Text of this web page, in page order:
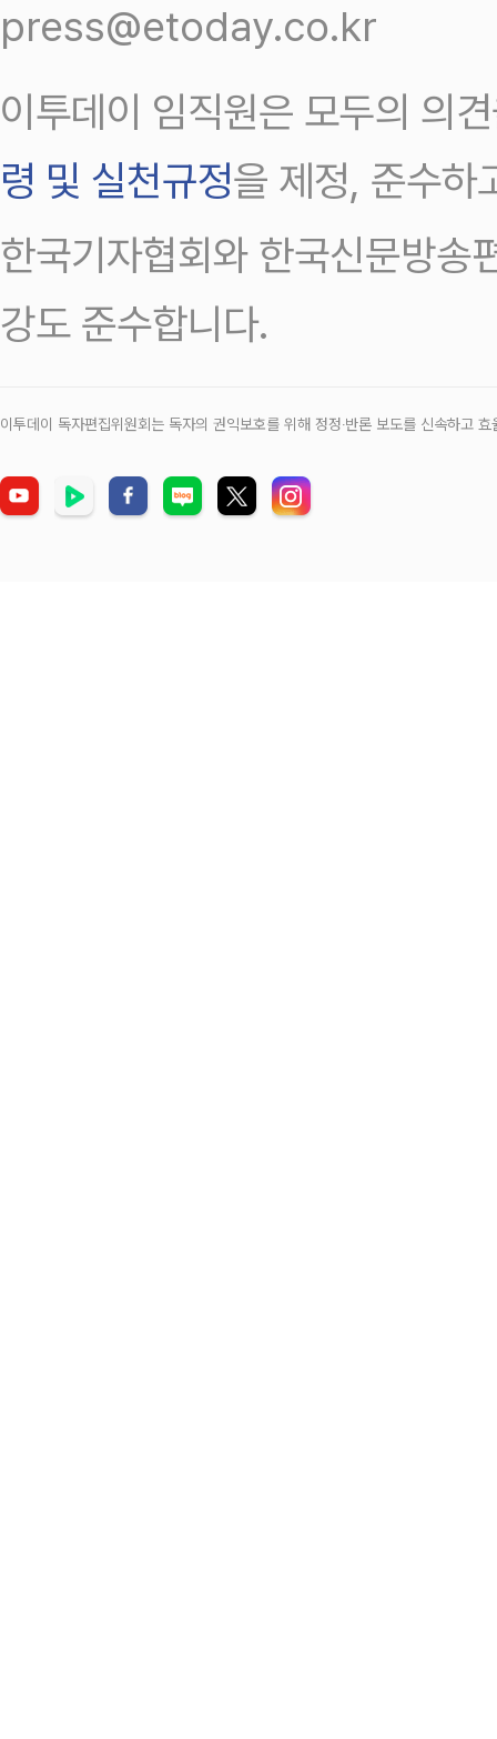
press@etoday.co.kr
이투데이 임직원은 모두의 의
령 및 실천규정을 제정, 준수하
한국기자협회와 한국신문방송
강도 준수합니다.
이투데이 독자편집위원회는 독자의 권익보호를 위해 정정‧반론 보도를 신속하고